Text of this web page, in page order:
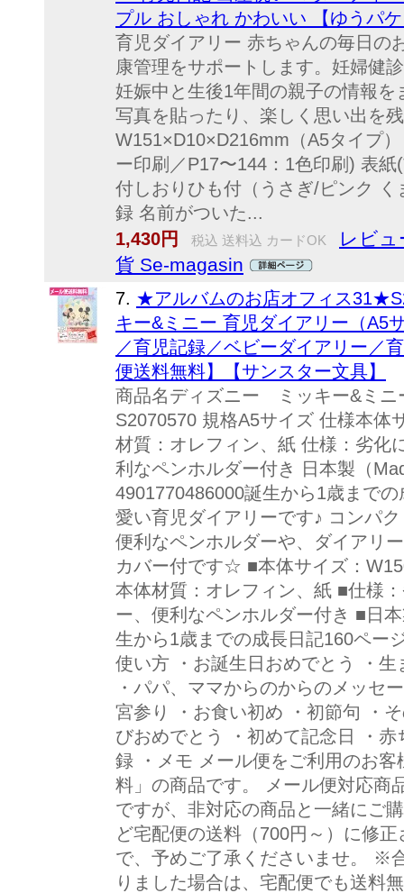
プル おしゃれ かわいい 【ゆうパ
育児ダイアリー 赤ちゃんの毎日の
康管理をサポートします。妊婦健
妊娠中と生後1年間の親子の情報
写真を貼ったり、楽しく思い出を
W151×D10×D216mm（A5タイプ
ー印刷／P17〜144：1色印刷) 表
付しおりひも付（うさぎ/ピンク
録 名前がついた...
1,430円
税込 送料込 カードOK
レビュ
貨 Se-magasin
7. ★アルバムのお店オフィス
キー&ミニー 育児ダイアリー（
／育児記録／ベビーダイアリー／
便送料無料】【サンスター文具】
商品名ディズニー ミッキー&ミニ
S2070570 規格A5サイズ 仕様本体
材質：オレフィン、紙 仕様：劣化
利なペンホルダー付き 日本製（
4901770486000誕生から1歳まで
愛い育児ダイアリーです♪ コンパ
便利なペンホルダーや、ダイアリ
カバー付です☆ ■本体サイズ：
本体材質：オレフィン、紙 ■仕様
ー、便利なペンホルダー付き ■日
生から1歳までの成長日記160ペー
使い方 ・お誕生日おめでとう ・
・パパ、ママからのからのメッセ
宮参り ・お食い初め ・初節句 ・
びおめでとう ・初めて記念日 ・
録 ・メモ メール便をご利用のお
料」の商品です。 メール便対応商
ですが、非対応の商品と一緒にご
ど宅配便の送料（700円～）に修
で、予めご了承くださいませ。 ※
りました場合は、宅配便でも送料